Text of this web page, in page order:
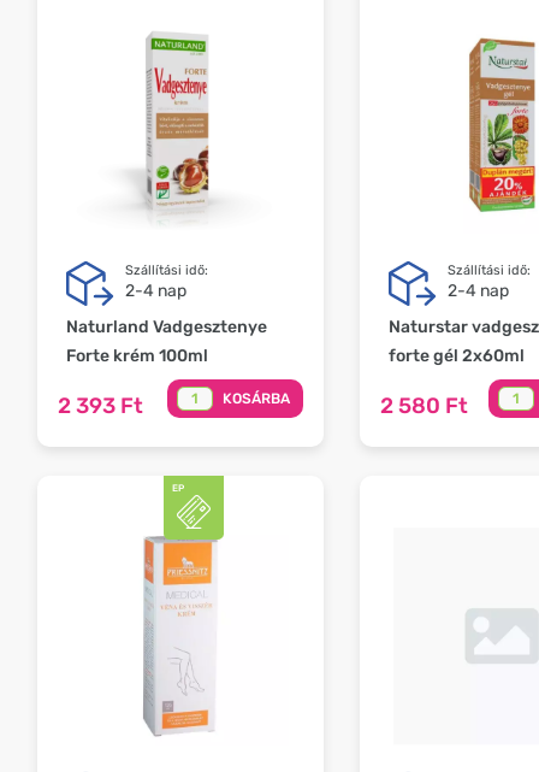
Szállítási idő:
2-4 nap
Naturland Vadgesztenye
Forte krém 100ml
2 393 Ft KOSÁRBA
Szállítási idő:
2-4 nap
Naturstar
forte gél 2x60ml
2 580 Ft